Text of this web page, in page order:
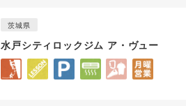
茨城県
水戸シティロックジム ア・ヴュー